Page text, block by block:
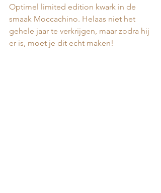
Optimel limited edition kwark in de
smaak Moccachino. Helaas niet het
gehele jaar te verkrijgen, maar zodra hij
er is, moet je dit echt maken!